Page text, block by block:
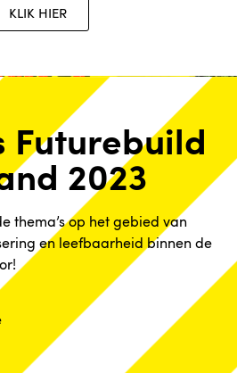
KLIK HIER
Futurebuild
2023
thema’s op het gebied van
en leefbaarheid binnen de